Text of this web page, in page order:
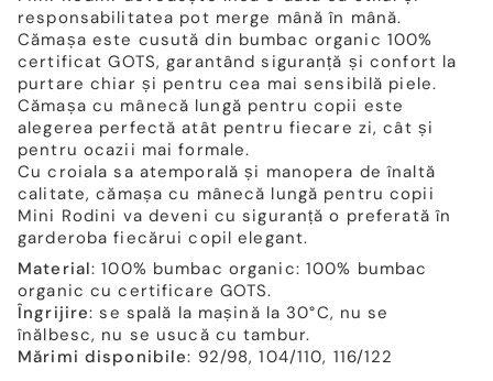
responsabilitatea pot merge mână în mână.
Cămașa este cusută din bumbac organic 100%
certificat GOTS, garantând siguranță și confort la
purtare chiar și pentru cea mai sensibilă piele.
Cămașa cu mânecă lungă pentru copii este
alegerea perfectă atât pentru fiecare zi, cât și
pentru ocazii mai formale.
Cu croiala sa atemporală și manopera de înaltă
calitate, cămașa cu mânecă lungă pentru copii
Mini Rodini va deveni cu siguranță o preferată în
garderoba fiecărui copil elegant.
Material: 100% bumbac organic: 100% bumbac
organic cu certificare GOTS.
Îngrijire: se spală la mașină la 30°C, nu se
înălbesc, nu se usucă cu tambur.
Mărimi disponibile: 92/98, 104/110, 116/122